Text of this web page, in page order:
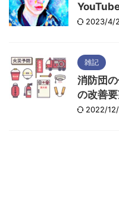
2023/4/
雑記
消防団
の改善
2022/